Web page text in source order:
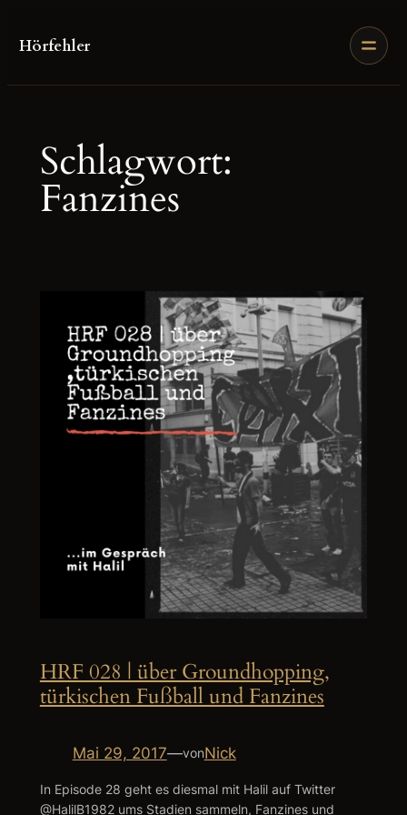
Inhalt
Hörfehler
Schlagwort:
Fanzines
HRF 028 | über Groundhopping,
türkischen Fußball und Fanzines
Mai 29, 2017—vonNick
In Episode 28 geht es diesmal mit Halil auf Twitter
@HalilB1982 ums Stadien sammeln, Fanzines und